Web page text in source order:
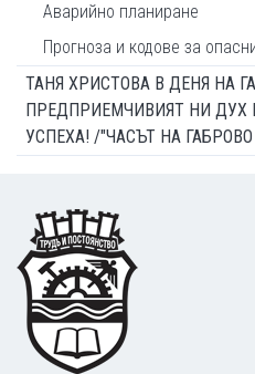
Аварийно планиране
Прогноза и кодове за
ТАНЯ ХРИСТОВА В ДЕНЯ НА
ПРЕДПРИЕМЧИВИЯТ НИ
УСПЕХА! /"ЧАСЪТ НА
Footer